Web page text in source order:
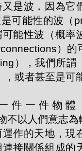
是波，因為它
可能性的波（
能性波（概率
）的
），我們所謂
或者甚至是可
件一件物體
不以人們意志
作的天地，現
接關係組成的